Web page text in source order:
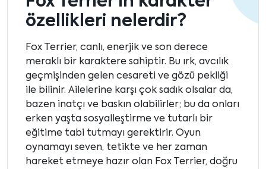
özellikleri nelerdir?
Fox Terrier, canlı, enerjik ve son derece
meraklı bir karaktere sahiptir. Bu ırk, avcılık
geçmişinden gelen cesareti ve gözü pekliği
ile bilinir. Ailelerine karşı çok sadık olsalar da,
bazen inatçı ve baskın olabilirler; bu da onları
erken yaşta sosyalleştirme ve tutarlı bir
eğitime tabi tutmayı gerektirir. Oyun
oynamayı seven, tetikte ve her zaman
hareket etmeye hazır olan Fox Terrier, doğru